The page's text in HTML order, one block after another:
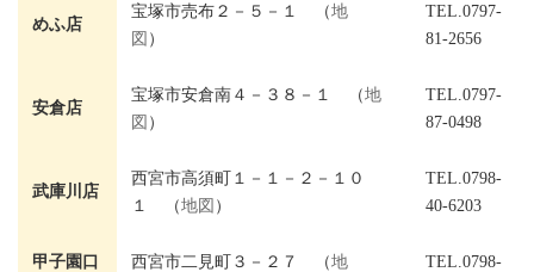
めふ店
宝塚市売布２－５－１ （地
図 ）
TEL.0797-
81-2656
安倉店
宝塚市安倉南４－３８－１ （地
図 ）
TEL.0797-
87-0498
武庫川店
西宮市高須町１－１－２－１０
１ （地図 ）
TEL.0798-
40-6203
甲子園口
西宮市二見町３－２７ （地
TEL.0798-